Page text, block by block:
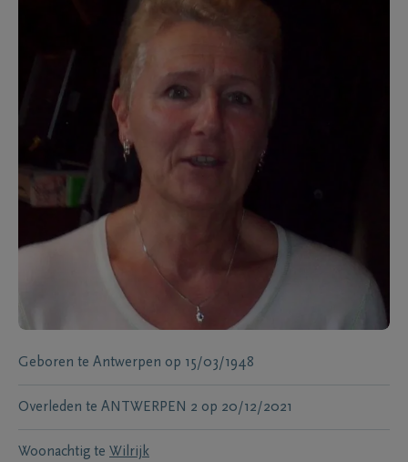
Geboren te Antwerpen op 15/03/1948
Overleden te ANTWERPEN 2 op 20/12/2021
Woonachtig te Wilrijk